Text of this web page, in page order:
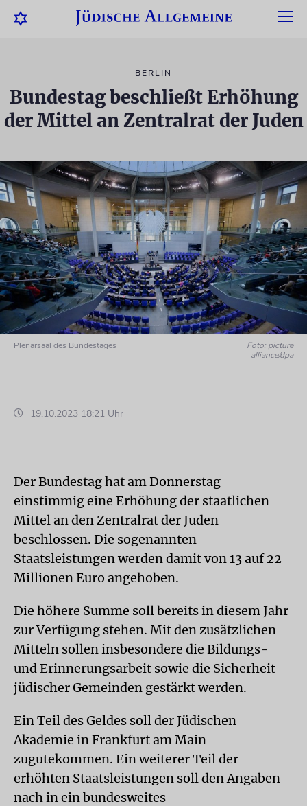
BERLIN
Bundestag beschließt Erhöhung
der Mittel an Zentralrat der Juden
Plenarsaal des Bundestages
Foto: picture
alliance/dpa
19.10.2023 18:21 Uhr
Der Bundestag hat am Donnerstag
einstimmig eine Erhöhung der staatlichen
Mittel an den Zentralrat der Juden
beschlossen. Die sogenannten
Staatsleistungen werden damit von 13 auf 22
Millionen Euro angehoben.
Die höhere Summe soll bereits in diesem Jahr
zur Verfügung stehen. Mit den zusätzlichen
Mitteln sollen insbesondere die Bildungs-
und Erinnerungsarbeit sowie die Sicherheit
jüdischer Gemeinden gestärkt werden.
Ein Teil des Geldes soll der Jüdischen
Akademie in Frankfurt am Main
zugutekommen. Ein weiterer Teil der
erhöhten Staatsleistungen soll den Angaben
nach in ein bundesweites